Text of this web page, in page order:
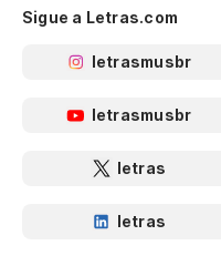
Sigue a Letras.com
letrasmusbr
letrasmusbr
letras
letras